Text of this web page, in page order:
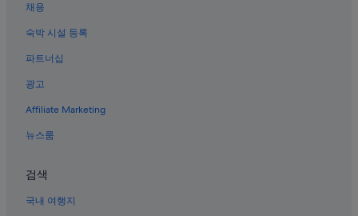
서울의 허니문 리조트 및 호텔
서울의 리조트
서울의 비즈니스 호텔
서울의 모텔
회현역 근처 호텔
서울의 호스텔
명동의 부티크 호텔
눈 스퀘어 근처 호텔
채용
숙박 시설 등록
파트너십
광고
Affiliate Marketing
뉴스룸
검색
국내 여행지